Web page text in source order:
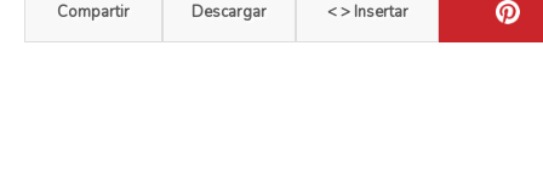
Compartir Descargar < > Insertar